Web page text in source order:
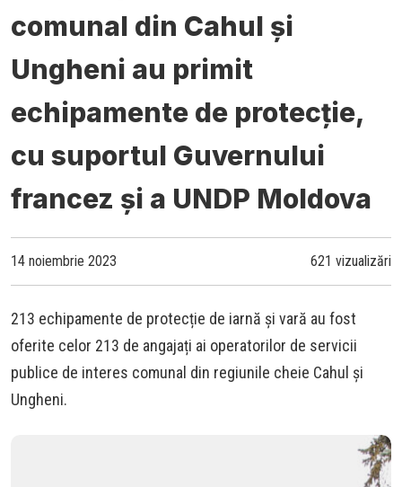
comunal din Cahul și
Ungheni au primit
echipamente de protecție,
cu suportul Guvernului
francez și a UNDP Moldova
14 noiembrie 2023 621 vizualizări
213 echipamente de protecție de iarnă și vară au fost
oferite celor 213 de angajați ai operatorilor de servicii
publice de interes comunal din regiunile cheie Cahul și
Ungheni.